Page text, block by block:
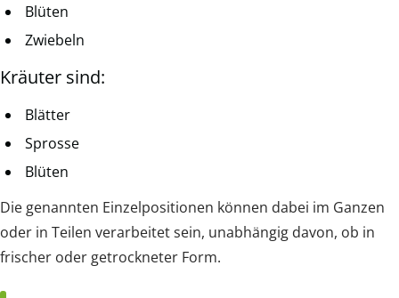
Blüten
Zwiebeln
Kräuter sind:
Blätter
Sprosse
Blüten
Die genannten Einzelpositionen können dabei im Ganzen
oder in Teilen verarbeitet sein, unabhängig davon, ob in
frischer oder getrockneter Form.